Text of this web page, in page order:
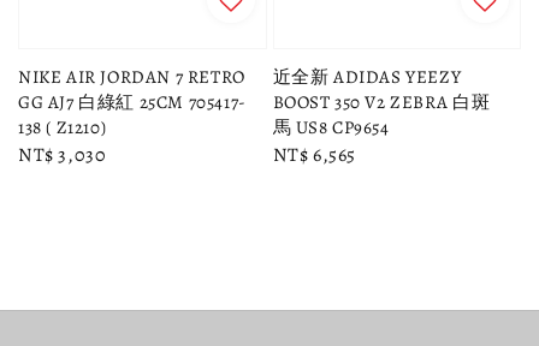
NIKE AIR JORDAN 7 RETRO
GG AJ7 白綠紅 25CM 705417-
138 ( Z1210)
Regular
NT$ 3,030
近全新 ADIDAS YEEZY
BOOST 350 V2 ZEBRA 白斑
馬 US8 CP9654
Regular
NT$ 6,565